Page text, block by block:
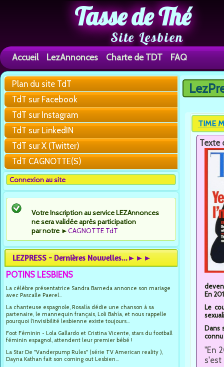
Tasse de Thé
Site Lesbien
Accueil LezAnnonces Charte de TDT FAQ
Plan du site TdT
TdT sur Facebook
TdT sur Instagram
TdT sur LinkedIN
TdT sur X (Twitter)
TdT CAGNOTTE(S)
Connexion au site
Votre Inscription au service LEZAnnonces
ne sera validée après participation
par notre ►CAGNOTTE TdT
LEZPRESS - Dernières Nouvelles...►►►
POTINS LESBIENS
La célèbre présentatrice Sandra Barneda annonce son mariage
avec Pascalle Paerel...
La chanteuse espagnole, Rosalía dédie une chanson à sa
partenaire, le mannequin français, Loli Bahía, et nous rappelle
pourquoi l’invisibilité lesbienne existe toujours...
Foot Féminin - Lola Gallardo et Cristina Vicente, stars du football
féminin espagnol, attendent leur premier bébé !
La Star De "Vanderpump Rules" (série TV American reality ),
Dayna Kathan fait son coming out Lesbien...
Vous
TIME
Texte
En
Le
Dans
"En
s'est